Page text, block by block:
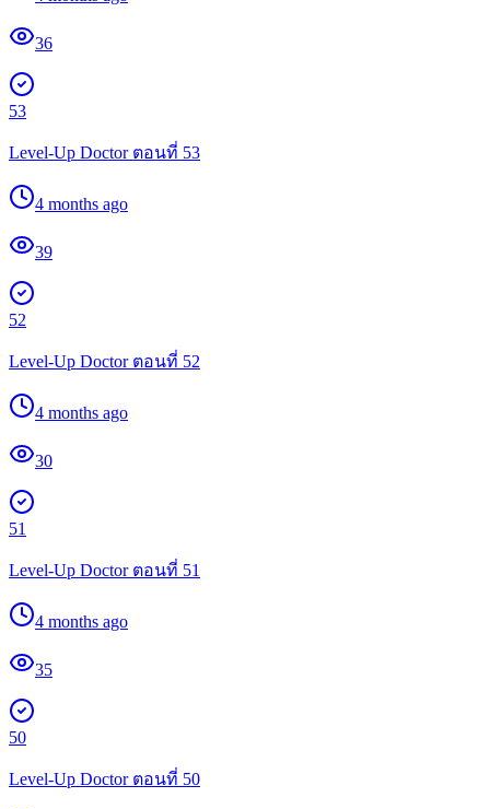
36
53
Level-Up Doctor ตอนที่ 53
4 months ago
39
52
Level-Up Doctor ตอนที่ 52
4 months ago
30
51
Level-Up Doctor ตอนที่ 51
4 months ago
35
50
Level-Up Doctor ตอนที่ 50